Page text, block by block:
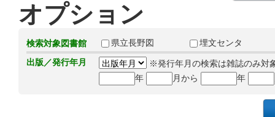
オプション
検索対象図書館 県立長野図
埋文センタ
出版／発行年月
※発行年月の検索は雑誌のみ対
年
月から 年